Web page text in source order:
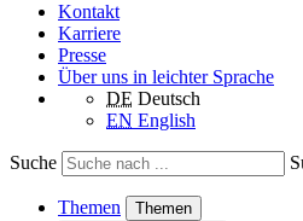
Kontakt
Karriere
Presse
Über uns in leichter Sprache
DE Deutsch
EN English
Suche
Themen
Themen